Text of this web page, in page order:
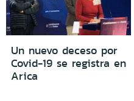
Un nuevo deceso por
Covid-19 se registra en
Arica